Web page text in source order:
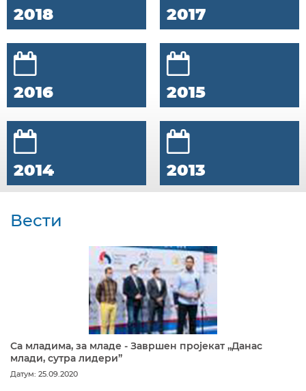
2018 2017
2016 2015
2014 2013
Вести
Са младима, за младе - Завршен пројекат „Данас
млади, сутра лидери”
Датум: 25.09.2020